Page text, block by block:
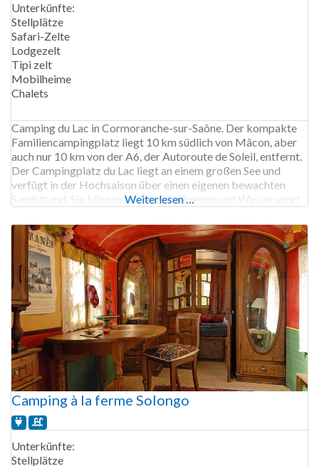
Unterkünfte:
Stellplätze
Safari-Zelte
Lodgezelt
Tipi zelt
Mobilheime
Chalets
Camping du Lac in Cormoranche-sur-Saône. Der kompakte
Familiencampingplatz liegt 10 km südlich von Mâcon, aber
auch nur 10 km von der A6, der Autoroute de Soleil, entfernt.
Der Campingplatz du Lac liegt an einem großen See und
verfügt in der Hochsaison über einen eigenen bewachten
Sandstrand. Sie können im See schwimmen und Wassersport
Weiterlesen …
Camping à la ferme Solongo
Unterkünfte:
Stellplätze